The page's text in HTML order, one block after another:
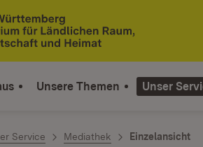
Unsere Themen Unser
Service Mediathek Einzelansicht